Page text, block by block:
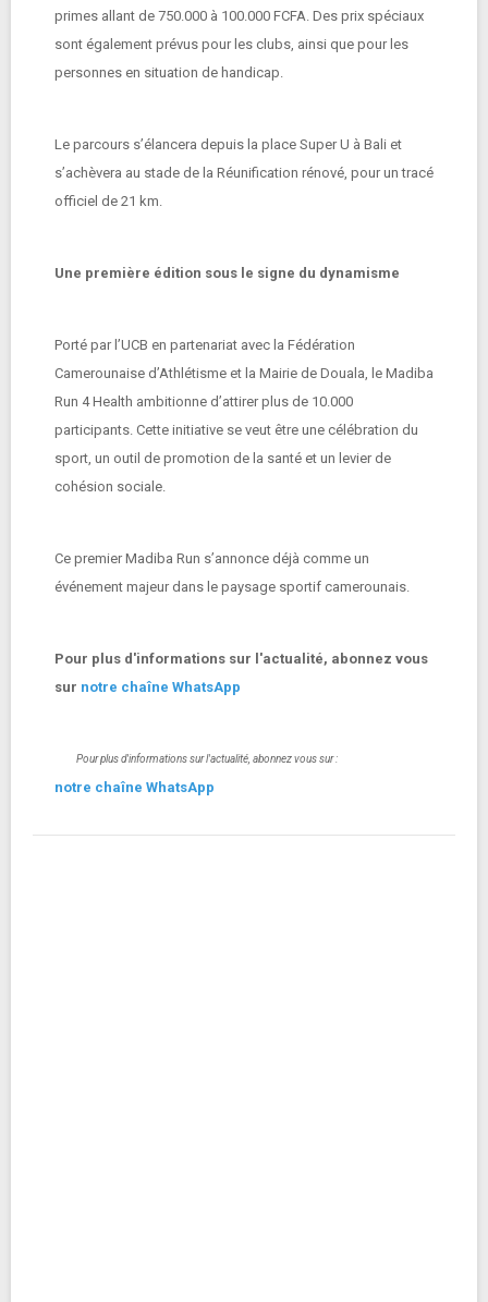
primes allant de 750.000 à 100.000 FCFA. Des prix spéciaux
sont également prévus pour les clubs, ainsi que pour les
personnes en situation de handicap.
Le parcours s’élancera depuis la place Super U à Bali et
s’achèvera au stade de la Réunification rénové, pour un tracé
officiel de 21 km.
Une première édition sous le signe du dynamisme
Porté par l’UCB en partenariat avec la Fédération
Camerounaise d’Athlétisme et la Mairie de Douala, le Madiba
Run 4 Health ambitionne d’attirer plus de 10.000
participants. Cette initiative se veut être une célébration du
sport, un outil de promotion de la santé et un levier de
cohésion sociale.
Ce premier Madiba Run s’annonce déjà comme un
événement majeur dans le paysage sportif camerounais.
Pour plus d'informations sur l'actualité, abonnez vous
sur notre chaîne WhatsApp
Pour plus d'informations sur l'actualité, abonnez vous sur :
notre chaîne WhatsApp